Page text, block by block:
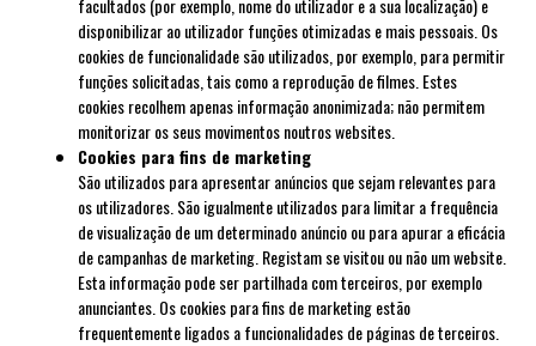
facultados (por exemplo, nome do utilizador e a sua localização) e
disponibilizar ao utilizador funções otimizadas e mais pessoais. Os
cookies de funcionalidade são utilizados, por exemplo, para permitir
funções solicitadas, tais como a reprodução de filmes. Estes
cookies recolhem apenas informação anonimizada; não permitem
monitorizar os seus movimentos noutros websites.
Cookies para fins de marketing
São utilizados para apresentar anúncios que sejam relevantes para
os utilizadores. São igualmente utilizados para limitar a frequência
de visualização de um determinado anúncio ou para apurar a eficácia
de campanhas de marketing. Registam se visitou ou não um website.
Esta informação pode ser partilhada com terceiros, por exemplo
anunciantes. Os cookies para fins de marketing estão
frequentemente ligados a funcionalidades de páginas de terceiros.